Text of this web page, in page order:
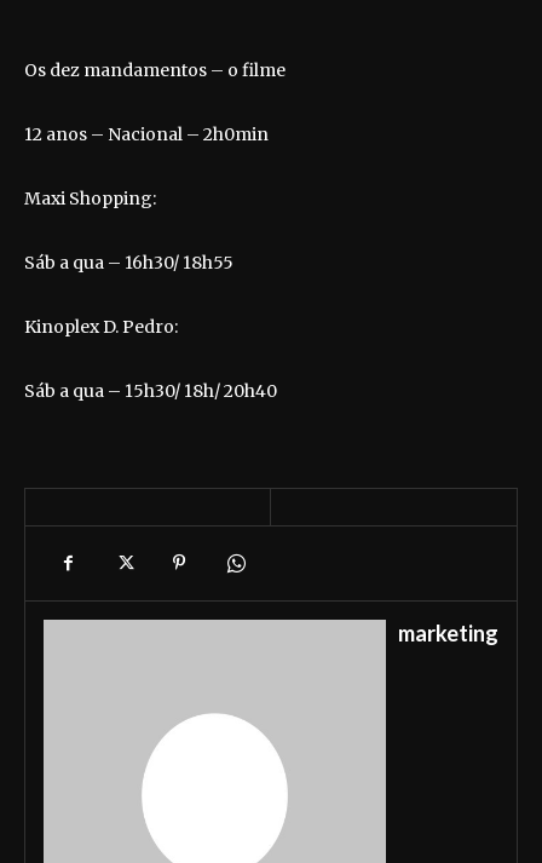
Os dez mandamentos – o filme
12 anos – Nacional – 2h0min
Maxi Shopping:
Sáb a qua – 16h30/ 18h55
Kinoplex D. Pedro:
Sáb a qua – 15h30/ 18h/ 20h40
marketing